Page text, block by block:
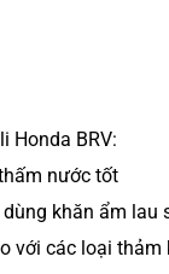
Honda BRV:
nước tốt
khăn ẩm lau
với các loại thảm